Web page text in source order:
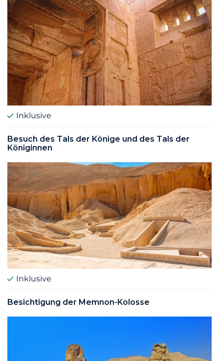
Inklusive
Besuch des Tals der Könige und des Tals der
Königinnen
Inklusive
Besichtigung der Memnon-Kolosse